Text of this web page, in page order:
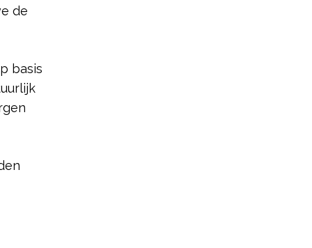
de
basis